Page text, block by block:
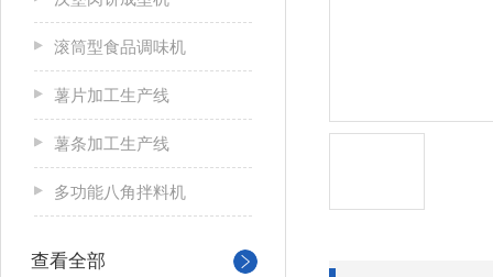
滚筒型食品调味机
薯片加工生产线
薯条加工生产线
多功能八角拌料机
查看全部